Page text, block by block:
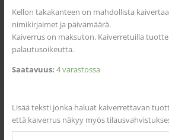
Kellon takakanteen on mahdollista
nimikirjaimet ja päivämäärä.
Kaiverrus on maksuton. Kaiverretuilla
palautusoikeutta.
Saatavuus: 4 varastossa
Lisää teksti jonka haluat kaiverrettavan
että kaiverrus näkyy myös